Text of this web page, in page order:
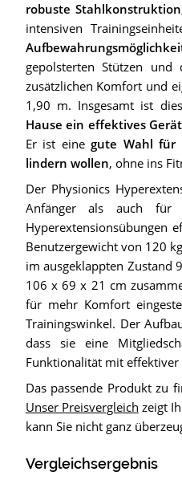
robuste Stahlkonstruktion
intensiven
gepolsterten Stützen und
zusätzlichen Komfort und
1,90 m. Insgesamt ist
Hause ein effektives
Er ist einegute Wahl für
lindern wollen, ohne ins
Der Physionics
Anfänger als auch für
Hyperextensionsübungen
Benutzergewicht von 120
im ausgeklappten Zustand
106 x 69 x 21 cm
für mehr Komfort
Trainingswinkel. Der
dass sie eine
Funktionalität mit effektiver
Das passende Produkt zu
Unser Preisvergleich zeigt
kann Sie nicht ganz
Vergleichsergebnis